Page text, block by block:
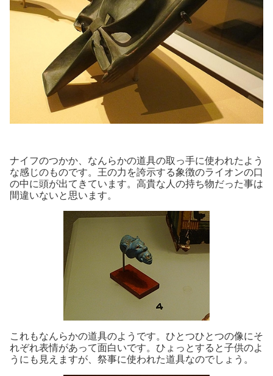
ナイフのつかか、なんらかの道具の取っ手に使われたよう
な感じのものです。王の力を誇示する象徴のライオンの口
の中に頭が出てきています。高貴な人の持ち物だった事は
間違いないと思います。
これもなんらかの道具のようです。ひとつひとつの像にそ
れぞれ表情があって面白いです。ひょっとすると子供のよ
うにも見えますが、祭事に使われた道具なのでしょう。